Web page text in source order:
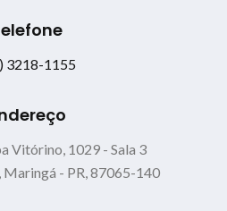
3218-1155
Vitórino, 1029 - Sala 3
Maringá - PR, 87065-140